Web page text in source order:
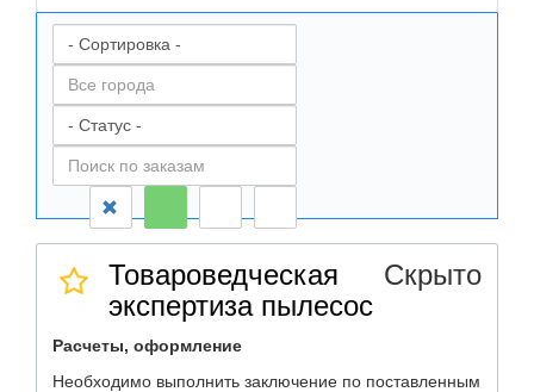
Товароведческая
экспертиза пылесос
Скрыто
Расчеты, оформление
Необходимо выполнить заключение по поставленным